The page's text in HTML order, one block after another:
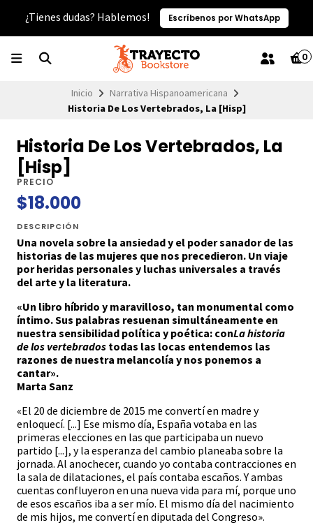
¿Tienes dudas? Hablemos! Escríbenos por WhatsApp
0
Inicio
Narrativa Hispanoamericana
Historia De Los Vertebrados, La [Hisp]
Historia De Los Vertebrados, La
[Hisp]
PRECIO
$18.000
DESCRIPCIÓN
Una novela sobre la ansiedad y el poder sanador de las
historias de las mujeres que nos precedieron. Un viaje
por heridas personales y luchas universales a través
del arte y la literatura.
«Un libro híbrido y maravilloso, tan monumental como
íntimo. Sus palabras resuenan simultáneamente en
nuestra sensibilidad política y poética: conLa historia
de los vertebrados todas las locas entendemos las
razones de nuestra melancolía y nos ponemos a
cantar».
Marta Sanz
«El 20 de diciembre de 2015 me convertí en madre y
enloquecí. [...] Ese mismo día, España votaba en las
primeras elecciones en las que participaba un nuevo
partido [...], y la esperanza del cambio planeaba sobre la
jornada. Al anochecer, cuando yo contaba contracciones en
la sala de dilataciones, el país contaba escaños. Y ambas
cuentas confluyeron en una nueva vida para mí, porque uno
de esos escaños iba a ser mío. El mismo día del nacimiento
de mis hijos, me convertí en diputada del Congreso».